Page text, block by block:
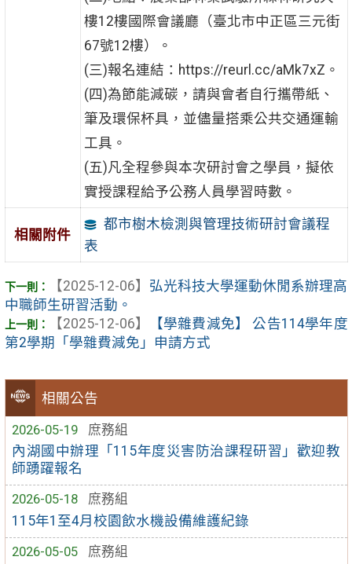
相關公告
2026-05-19
庶務組
內湖國中辦理「115年度災害防治課程研習」歡迎教
師踴躍報名
2026-05-18
庶務組
115年1至4月校園飲水機設備維護紀錄
2026-05-05
庶務組
樓12樓國際會議廳（臺北市中正區三元街
67號12樓）。
(三)報名連結：https://reurl.cc/aMk7xZ。
(四)為節能減碳，請與會者自行攜帶紙、
筆及環保杯具，並儘量搭乘公共交通運輸
工具。
(五)凡全程參與本次研討會之學員，擬依
實授課程給予公務人員學習時數。
相關附件
都市樹木檢測與管理技術研討會議程
表
【2025-12-06】 弘光科技大學運動休閒系辦理高
中職師生研習活動。
【2025-12-06】
【學雜費減免】 公告114學年度
第2學期「學雜費減免」申請方式